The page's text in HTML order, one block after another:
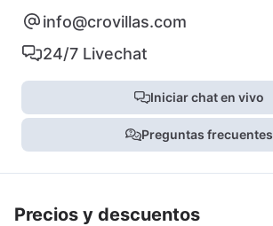
info@crovillas.com
24/7 Livechat
Iniciar chat en vivo
Preguntas frecuentes
Precios y descuentos